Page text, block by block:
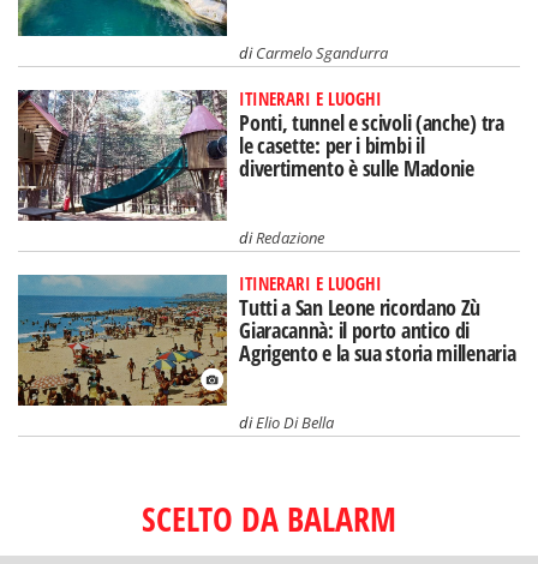
diCarmelo Sgandurra
ITINERARI E LUOGHI
Ponti, tunnel e scivoli (anche) tra
le casette: per i bimbi il
divertimento è sulle Madonie
diRedazione
ITINERARI E LUOGHI
Tutti a San Leone ricordano Zù
Giaracannà: il porto antico di
Agrigento e la sua storia millenaria
diElio Di Bella
SCELTO DA BALARM